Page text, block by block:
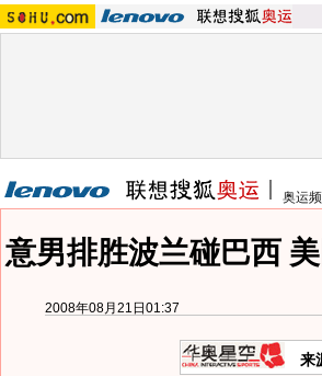
奥运
意男排胜波兰碰巴西
2008年08月21日01:37
来